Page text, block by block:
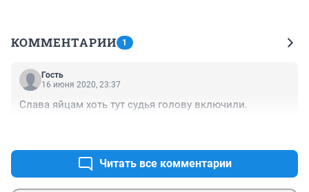
КОММЕНТАРИИ 1
Гость
16 июня 2020, 23:37
Слава яйцам хоть тут судья голову включили.
Читать все комментарии